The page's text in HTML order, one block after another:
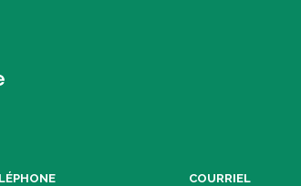
COURRIEL